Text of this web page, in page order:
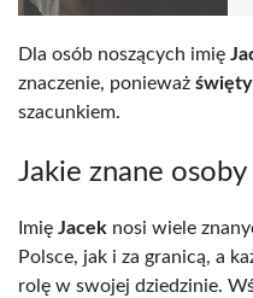
Dla osób noszących imię
znaczenie, ponieważ święty
szacunkiem.
Jakie znane
Imię Jacek nosi wiele
Polsce, jak i za granicą, a
rolę w swojej dziedzinie.